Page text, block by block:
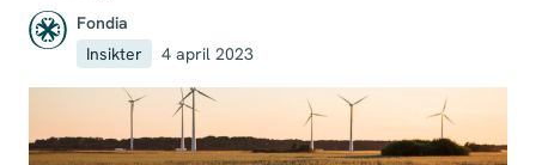
Fondia
Insikter
4 april 2023